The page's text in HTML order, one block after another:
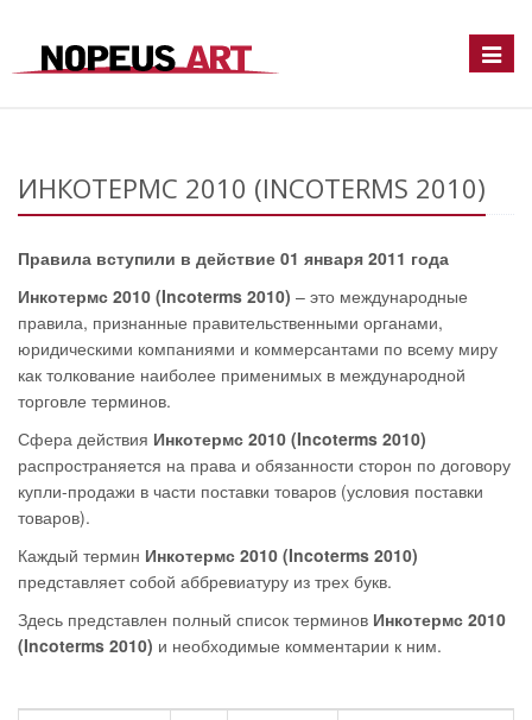
Toggle
ИНКОТЕРМС 2010 (INCOTERMS 2010)
Правила вступили в действие 01 января 2011 года
Инкотермс 2010 (Incoterms 2010) – это международные
правила, признанные правительственными органами,
юридическими компаниями и коммерсантами по всему миру
как толкование наиболее применимых в международной
торговле терминов.
Сфера действия Инкотермс 2010 (Incoterms 2010)
распространяется на права и обязанности сторон по договору
купли-продажи в части поставки товаров (условия поставки
товаров).
Каждый термин Инкотермс 2010 (Incoterms 2010)
представляет собой аббревиатуру из трех букв.
Здесь представлен полный список терминов Инкотермс 2010
(Incoterms 2010) и необходимые комментарии к ним.